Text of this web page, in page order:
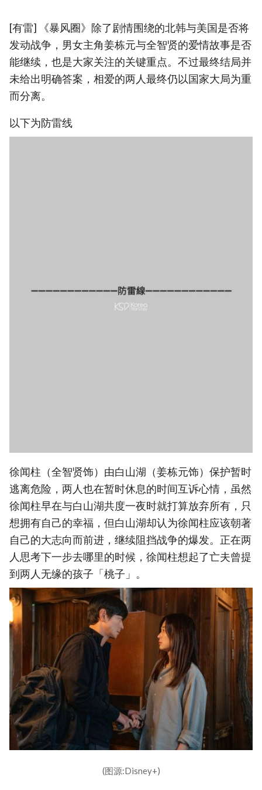
[有雷] 《暴风圈》除了剧情围绕的北韩与美国是否将
发动战争，男女主角姜栋元与全智贤的爱情故事是否
能继续，也是大家关注的关键重点。不过最终结局并
未给出明确答案，相爱的两人最终仍以国家大局为重
而分离。
以下为防雷线
徐闻柱（全智贤饰）由白山湖（姜栋元饰）保护暂时
逃离危险，两人也在暂时休息的时间互诉心情，虽然
徐闻柱早在与白山湖共度一夜时就打算放弃所有，只
想拥有自己的幸福，但白山湖却认为徐闻柱应该朝著
自己的大志向而前进，继续阻挡战争的爆发。正在两
人思考下一步去哪里的时候，徐闻柱想起了亡夫曾提
到两人无缘的孩子「桃子」。
(图源:Disney+)